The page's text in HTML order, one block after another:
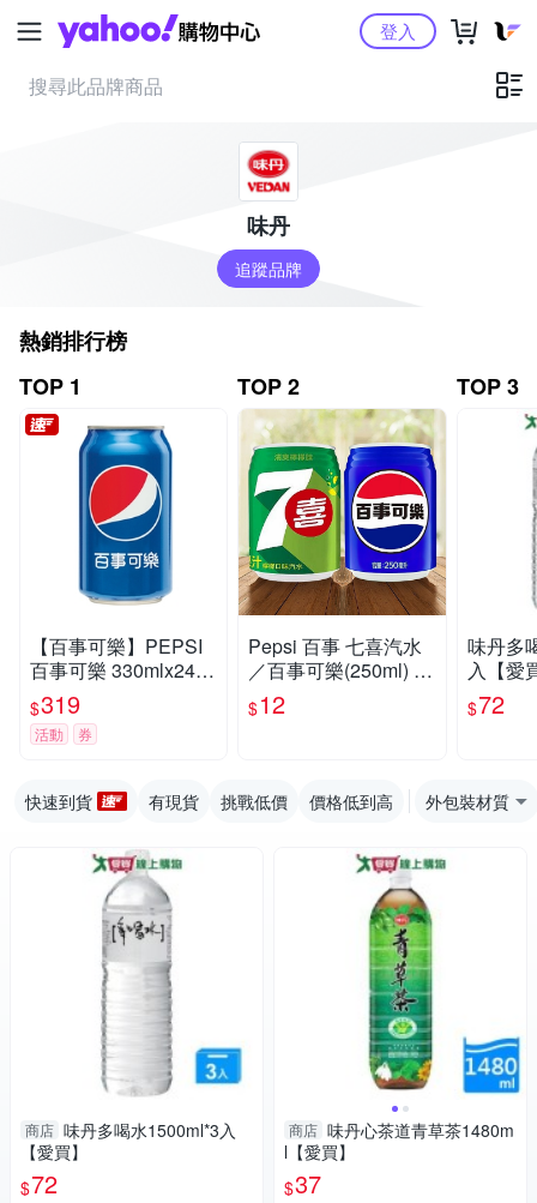
Yahoo購物中心登入
味丹
追蹤品牌
熱銷排行榜
TOP 1
【百事可樂】PEPSI
百事可樂 330mlx24入
(1箱)
$319
活動 券
TOP 2
Pepsi 百事 七喜汽水
／百事可樂(250ml) 款
式可選 味丹【小三美
日】 DS024162 碳酸
$12
TOP 3
味丹多
入【愛
$72
快速到貨 有現貨 挑戰低價 價格低到高 外包裝材質
商店 味丹多喝水1500ml*3入
【愛買】
$72
商店 味丹心茶道青草茶1480m
l【愛買】
$37